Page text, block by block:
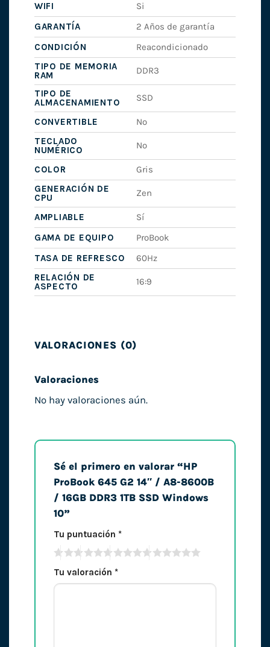
WIFI
Si
GARANTÍA
2 Años de garantía
CONDICIÓN
Reacondicionado
TIPO DE MEMORIA
RAM
DDR3
TIPO DE
ALMACENAMIENTO
SSD
CONVERTIBLE
No
TECLADO
NUMÉRICO
No
COLOR
Gris
GENERACIÓN DE
CPU
Zen
AMPLIABLE
Sí
GAMA DE EQUIPO
ProBook
TASA DE REFRESCO
60Hz
RELACIÓN DE
ASPECTO
16:9
VALORACIONES (0)
Valoraciones
No hay valoraciones aún.
Sé el primero en valorar “HP
ProBook 645 G2 14″ / A8-8600B
/ 16GB DDR3 1TB SSD Windows
10”
Tu puntuación *
Tu valoración *